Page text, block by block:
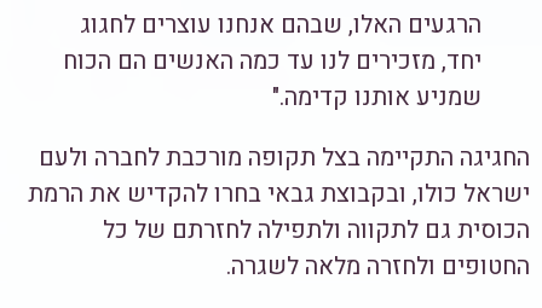
הרגעים האלו, שבהם אנחנו עוצרים לחגוג
יחד, מזכירים לנו עד כמה האנשים הם הכוח
שמניע אותנו קדימה."
החגיגה התקיימה בצל תקופה מורכבת לחברה ולעם
ישראל כולו, ובקבוצת גבאי בחרו להקדיש את הרמת
הכוסית גם לתקווה ולתפילה לחזרתם של כל
החטופים ולחזרה מלאה לשגרה.